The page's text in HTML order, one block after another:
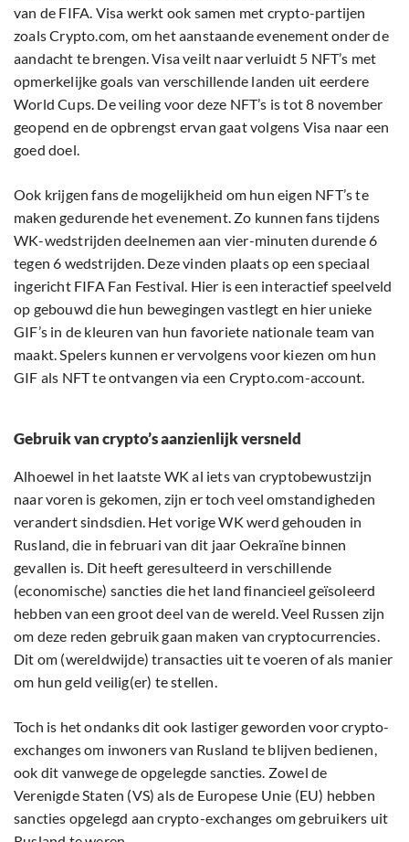
van de FIFA. Visa werkt ook samen met crypto-partijen
zoals Crypto.com, om het aanstaande evenement onder de
aandacht te brengen. Visa veilt naar verluidt 5 NFT’s met
opmerkelijke goals van verschillende landen uit eerdere
World Cups. De veiling voor deze NFT’s is tot 8 november
geopend en de opbrengst ervan gaat volgens Visa naar een
goed doel.
Ook krijgen fans de mogelijkheid om hun eigen NFT’s te
maken gedurende het evenement. Zo kunnen fans tijdens
WK-wedstrijden deelnemen aan vier-minuten durende 6
tegen 6 wedstrijden. Deze vinden plaats op een speciaal
ingericht FIFA Fan Festival. Hier is een interactief speelveld
op gebouwd die hun bewegingen vastlegt en hier unieke
GIF’s in de kleuren van hun favoriete nationale team van
maakt. Spelers kunnen er vervolgens voor kiezen om hun
GIF als NFT te ontvangen via een Crypto.com-account.
Gebruik van crypto’s aanzienlijk versneld
Alhoewel in het laatste WK al iets van cryptobewustzijn
naar voren is gekomen, zijn er toch veel omstandigheden
verandert sindsdien. Het vorige WK werd gehouden in
Rusland, die in februari van dit jaar Oekraïne binnen
gevallen is. Dit heeft geresulteerd in verschillende
(economische) sancties die het land financieel geïsoleerd
hebben van een groot deel van de wereld. Veel Russen zijn
om deze reden gebruik gaan maken van cryptocurrencies.
Dit om (wereldwijde) transacties uit te voeren of als manier
om hun geld veilig(er) te stellen.
Toch is het ondanks dit ook lastiger geworden voor crypto-
exchanges om inwoners van Rusland te blijven bedienen,
ook dit vanwege de opgelegde sancties. Zowel de
Verenigde Staten (VS) als de Europese Unie (EU) hebben
sancties opgelegd aan crypto-exchanges om gebruikers uit